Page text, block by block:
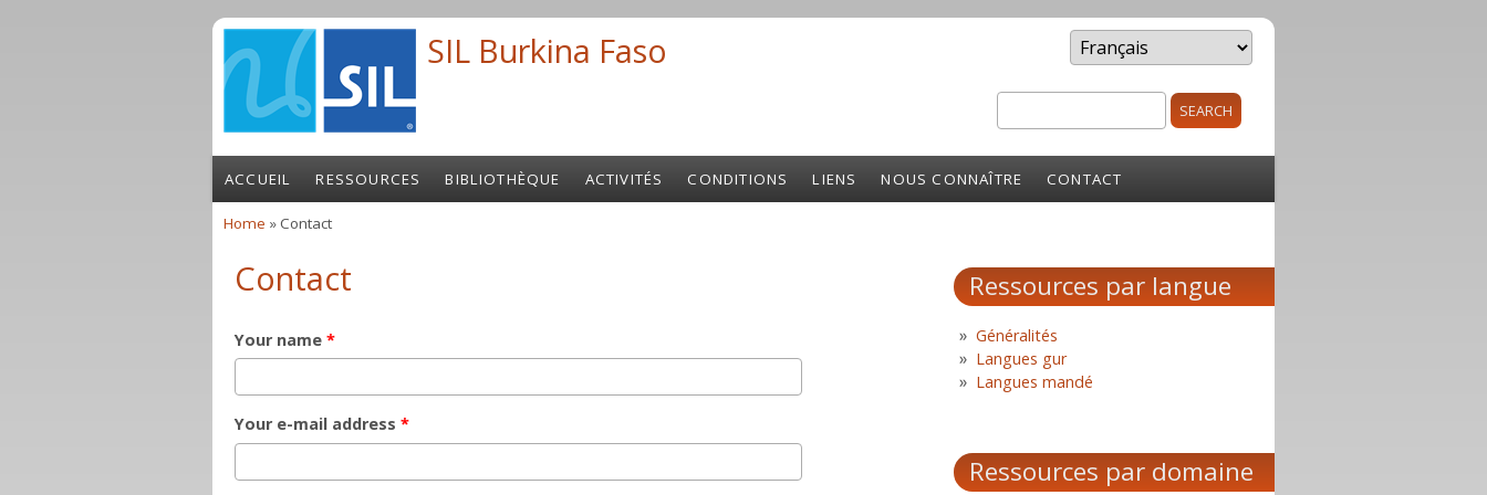
SIL Burkina Faso
Search form
ACCUEIL RESSOURCES BIBLIOTHÈQUE ACTIVITÉS CONDITIONS LIENS NOUS CONNAÎTRE CONTACT
Home » Contact
Contact
Your name *
Your e-mail address *
Ressources par langue
Généralités
Langues gur
Langues mandé
Ressources par domaine